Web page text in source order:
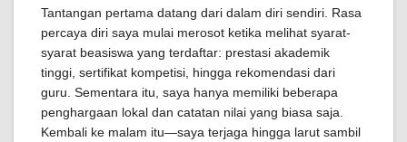
Tantangan pertama datang dari dalam diri sendiri. Rasa
percaya diri saya mulai merosot ketika melihat syarat-
syarat beasiswa yang terdaftar: prestasi akademik
tinggi, sertifikat kompetisi, hingga rekomendasi dari
guru. Sementara itu, saya hanya memiliki beberapa
penghargaan lokal dan catatan nilai yang biasa saja.
Kembali ke malam itu—saya terjaga hingga larut sambil